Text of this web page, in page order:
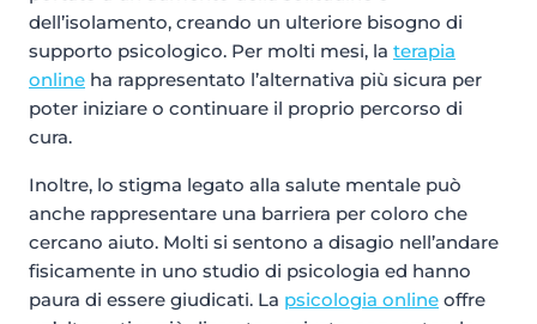
dell’isolamento, creando un ulteriore bisogno di
supporto psicologico. Per molti mesi, la terapia
online ha rappresentato l’alternativa più sicura per
poter iniziare o continuare il proprio percorso di
cura.
Inoltre, lo stigma legato alla salute mentale può
anche rappresentare una barriera per coloro che
cercano aiuto. Molti si sentono a disagio nell’andare
fisicamente in uno studio di psicologia ed hanno
paura di essere giudicati. La psicologia online offre